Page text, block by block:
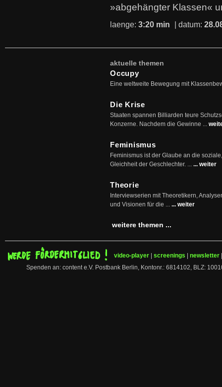
»abgehängter Klassen«
laenge: 3:20 min | datum:
aktuelle themen
Occupy
Eine weltweite Bewegung mit
Die Krise
Staaten spannen Billiarden teure
Konzerne. Nachdem die Gewinne ...
Feminismus
Feminismus ist der Glaube an die
Gleichheit der Geschlechter. ... ... weiter
Theorie
Interviewserien mit Theoretikern,
und Visionen für die ... ... weiter
weitere themen ...
video-player screenings newsletter
Spenden an: content e.V. Postbank Berlin, Kontonr.: 6814102, BLZ: